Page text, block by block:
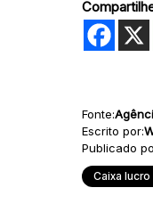
Fonte:
Escrito por:
Publicado
Caixa lucro